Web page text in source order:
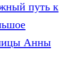
путь к
Анны